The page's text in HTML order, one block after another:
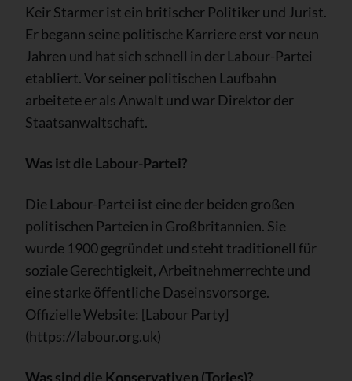
Keir Starmer ist ein britischer Politiker und Jurist.
Er begann seine politische Karriere erst vor neun
Jahren und hat sich schnell in der Labour-Partei
etabliert. Vor seiner politischen Laufbahn
arbeitete er als Anwalt und war Direktor der
Staatsanwaltschaft.
Was ist die Labour-Partei?
Die Labour-Partei ist eine der beiden großen
politischen Parteien in Großbritannien. Sie
wurde 1900 gegründet und steht traditionell für
soziale Gerechtigkeit, Arbeitnehmerrechte und
eine starke öffentliche Daseinsvorsorge.
Offizielle Website: [Labour Party]
(https://labour.org.uk)
Was sind die Konservativen (Tories)?